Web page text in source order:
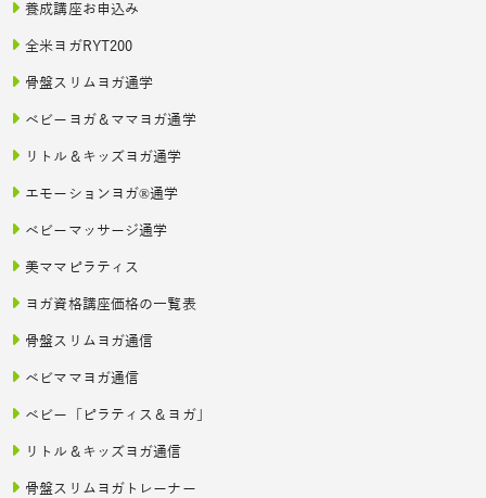
養成講座お申込み
全米ヨガRYT200
骨盤スリムヨガ通学
ベビーヨガ＆ママヨガ通学
リトル＆キッズヨガ通学
エモーションヨガ®通学
ベビーマッサージ通学
美ママピラティス
ヨガ資格講座価格の一覧表
骨盤スリムヨガ通信
ベビママヨガ通信
ベビー「ピラティス＆ヨガ」
リトル＆キッズヨガ通信
骨盤スリムヨガトレーナー